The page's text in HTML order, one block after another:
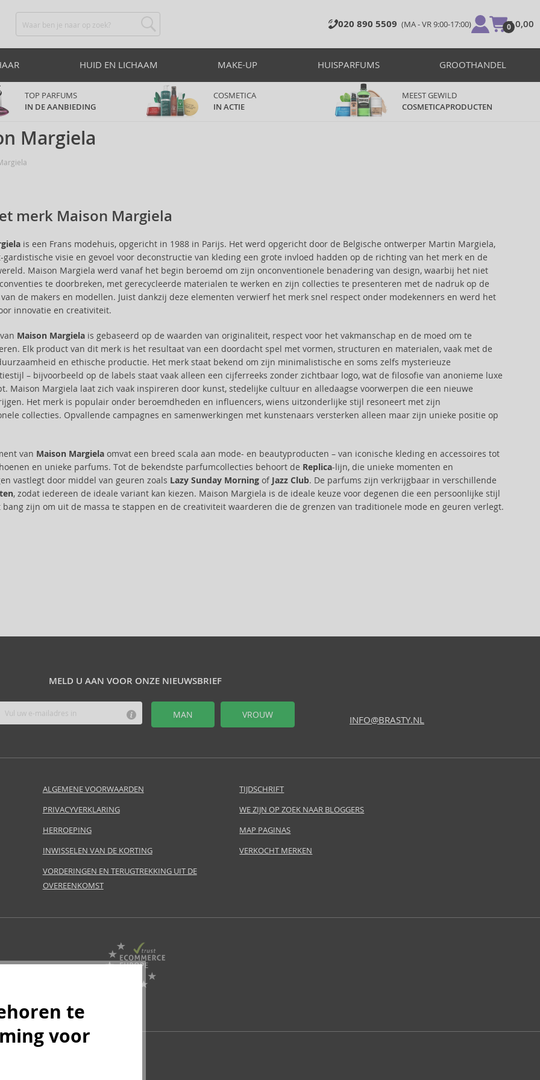
020 890 5509 (MA - VR 9:00-17:00) 0
€ 0,00
HUID EN LICHAAM MAKE-UP HUISPARFUMS GROOTHANDEL
TOP PARFUMS
IN DE AANBIEDING
COSMETICA
IN ACTIE
MEEST GEWILD
COSMETICAPRODUCTEN
Margiela
merk Maison Margiela
is een Frans modehuis, opgericht in 1988 in Parijs. Het werd opgericht door de Belgische ontwerper Martin Margiela,
gardistische visie en gevoel voor deconstructie van kleding een grote invloed hadden op de richting van het merk en de
Maison Margiela werd vanaf het begin beroemd om zijn onconventionele benadering van design, waarbij het niet
te doorbreken, met gerecycleerde materialen te werken en zijn collecties te presenteren met de nadruk op de
de makers en modellen. Juist dankzij deze elementen verwierf het merk snel respect onder modekenners en werd het
innovatie en creativiteit.
Maison Margielais gebaseerd op de waarden van originaliteit, respect voor het vakmanschap en de moed om te
Elk product van dit merk is het resultaat van een doordacht spel met vormen, structuren en materialen, vaak met de
en ethische productie. Het merk staat bekend om zijn minimalistische en soms zelfs mysterieuze
– bijvoorbeeld op de labels staat vaak alleen een cijferreeks zonder zichtbaar logo, wat de filosofie van anonieme luxe
Maison Margiela laat zich vaak inspireren door kunst, stedelijke cultuur en alledaagse voorwerpen die een nieuwe
Het merk is populair onder beroemdheden en influencers, wiens uitzonderlijke stijl resoneert met zijn
collecties. Opvallende campagnes en samenwerkingen met kunstenaars versterken alleen maar zijn unieke positie op
van Maison Margielaomvat een breed scala aan mode- en beautyproducten – van iconische kleding en accessoires tot
en unieke parfums. Tot de bekendste parfumcollecties behoort de Replica-lijn, die unieke momenten en
vastlegt door middel van geuren zoals Lazy Sunday Morningof Jazz Club. De parfums zijn verkrijgbaar in verschillende
, zodat iedereen de ideale variant kan kiezen. Maison Margiela is de ideale keuze voor degenen die een persoonlijke stijl
bang zijn om uit de massa te stappen en de creativiteit waarderen die de grenzen van traditionele mode en geuren verlegt.
MELD U AAN VOOR ONZE NIEUWSBRIEF
MAN VROUW INFO@BRASTY.NL
ALGEMENE VOORWAARDEN
PRIVACYVERKLARING
HERROEPING
INWISSELEN VAN DE KORTING
VORDERINGEN EN TERUGTREKKING UIT DE
OVEREENKOMST
TIJDSCHRIFT
WE ZIJN OP ZOEK NAAR BLOGGERS
MAP PAGINAS
VERKOCHT MERKEN
te
voor